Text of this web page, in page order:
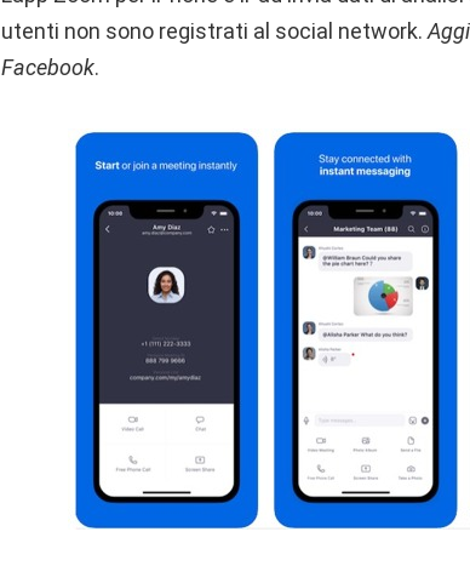
utenti non sono registrati al social network.
Facebook.